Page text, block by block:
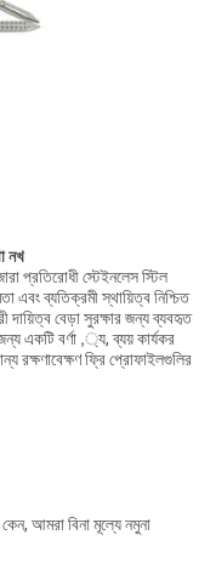
নখ
প্রতিরোধী স্টেইনলেস স্টিল
এবং ব্যতিক্রমী স্থায়িত্ব নিশ্চিত
দায়িত্ব বেড়া সুরক্ষার জন্য ব্যবহৃত
একটি বর্ণা ,্য, ব্যয় কার্যকর
রক্ষণাবেক্ষণ ফ্রি প্রোফাইলগুলির
আমরা বিনা মূল্যে নমুনা